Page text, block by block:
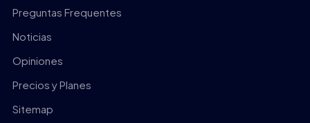
Preguntas Frequentes
Noticias
Opiniones
Precios y Planes
Sitemap